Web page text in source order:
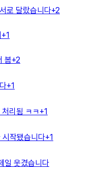
로 달랐습니다+2
+1
봄+2
+1
리됨 ㅋㅋ+1
작됐습니다+1
일 웃겼습니다